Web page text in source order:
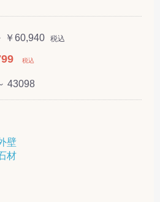
￥60,940 税込
税込
43098
壁
材